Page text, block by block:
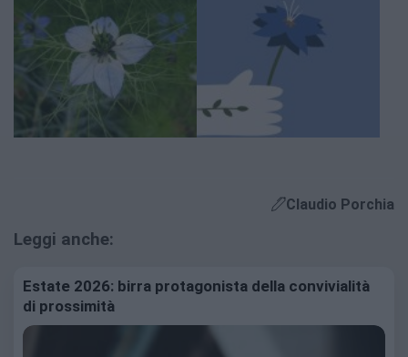
Claudio Porchia
Leggi anche:
Estate 2026: birra protagonista della convivialità
di prossimità